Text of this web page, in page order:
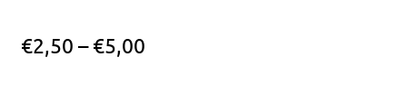
€2,50 –€5,00